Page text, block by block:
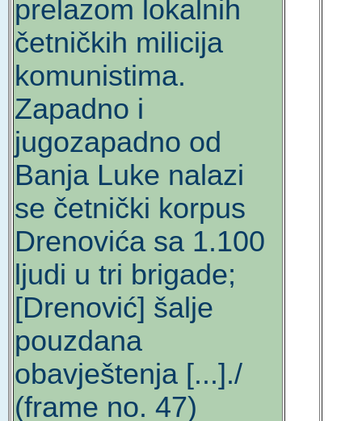
prelazom lokalnih
četničkih milicija
komunistima.
Zapadno i
jugozapadno od
Banja Luke nalazi
se četnički korpus
Drenovića sa 1.100
ljudi u tri brigade;
[Drenović] šalje
pouzdana
obavještenja [...]./
(frame no. 47)